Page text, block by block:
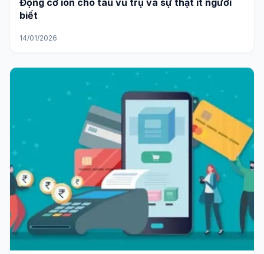
Động cơ ion cho tàu vũ trụ và sự thật ít người
biết
14/01/2026